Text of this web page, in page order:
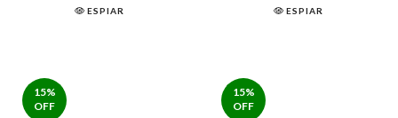
ESPIAR ESPIAR
15%
OFF
15%
OFF